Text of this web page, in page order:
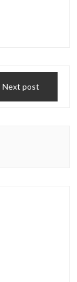
Next post